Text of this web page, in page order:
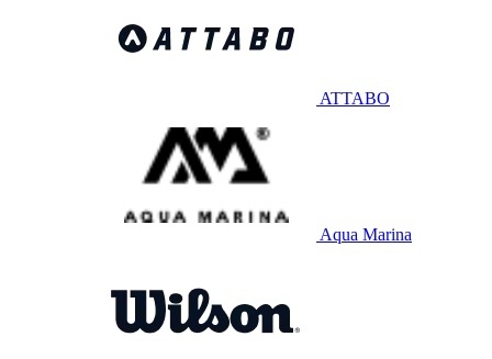
ATTABO
Aqua Marina